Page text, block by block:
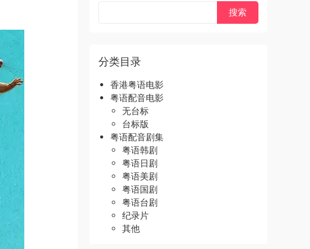
分类目录
香港粤语电影
粤语配音电影
无台标
台标版
粤语配音剧集
粤语韩剧
粤语日剧
粤语美剧
粤语国剧
粤语台剧
纪录片
其他